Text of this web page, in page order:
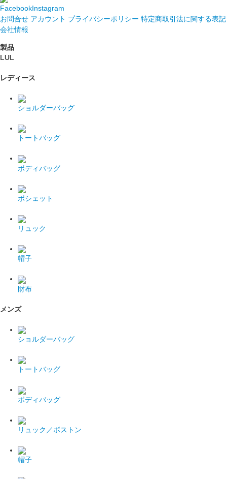
FacebookInstagram
お問合せ アカウント プライバシーポリシー 特定商取引法に関する表記
会社情報
製品
LUL
レディース
ショルダーバッグ
トートバッグ
ボディバッグ
ポシェット
リュック
帽子
財布
メンズ
ショルダーバッグ
トートバッグ
ボディバッグ
リュック／ボストン
帽子